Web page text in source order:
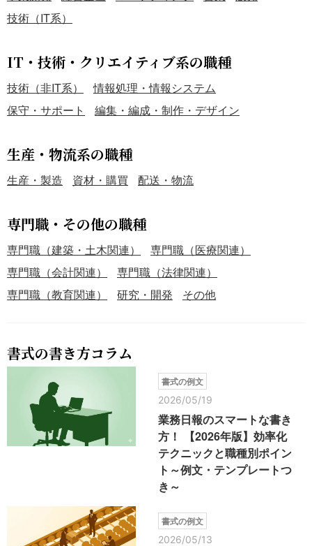
技術（IT系）
IT・技術・クリエイティブ系の職種
技術（非IT系）
情報処理・情報システム
保守・サポート
編集・編成・制作・デザイン
生産・物流系の職種
生産・製造 資材・購買 配送・物流
専門職・その他の職種
専門職（建築・土木関連）
専門職（医療関連）
専門職（会計関連）
専門職（法律関連）
専門職（教育関連）
研究・開発 その他
書式の書き方コラム
書式の例文
2026/05/19
業務日報のスマートな書き
方！ 【2026年版】効率化
テクニックと職種別ポイン
ト～例文・テンプレートつ
き～
書式の例文
2026/05/13